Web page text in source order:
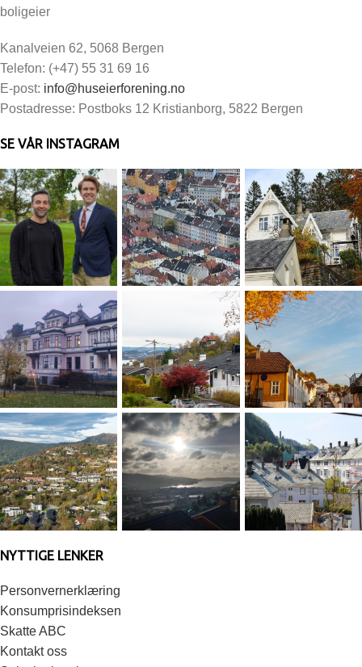
boligeier
Kanalveien 62, 5068 Bergen
Telefon: (+47) 55 31 69 16
E-post: info@huseierforening.no
Postadresse: Postboks 12 Kristianborg, 5822 Bergen
SE VÅR INSTAGRAM
NYTTIGE LENKER
Personvernerklæring
Konsumprisindeksen
Skatte ABC
Kontakt oss